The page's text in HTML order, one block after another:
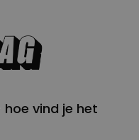
vind je het